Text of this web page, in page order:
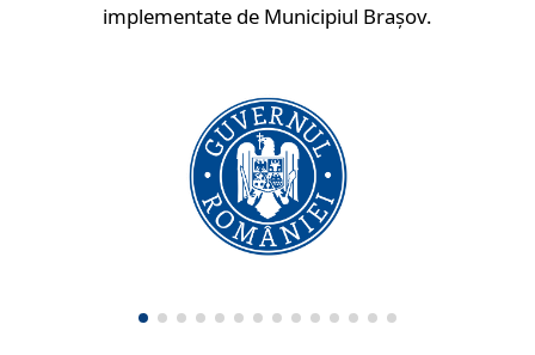
implementate de Municipiul Brașov.